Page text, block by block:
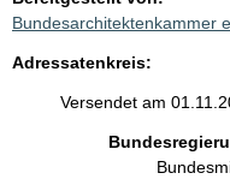
Bundesarchitektenkammer
Adressatenkreis:
Versendet am